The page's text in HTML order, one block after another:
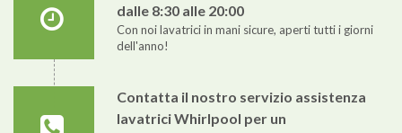
dalle 8:30 alle 20:00
Con noi lavatrici in mani sicure, aperti tutti i giorni
dell'anno!
Contatta il nostro servizio assistenza
lavatrici Whirlpool per un